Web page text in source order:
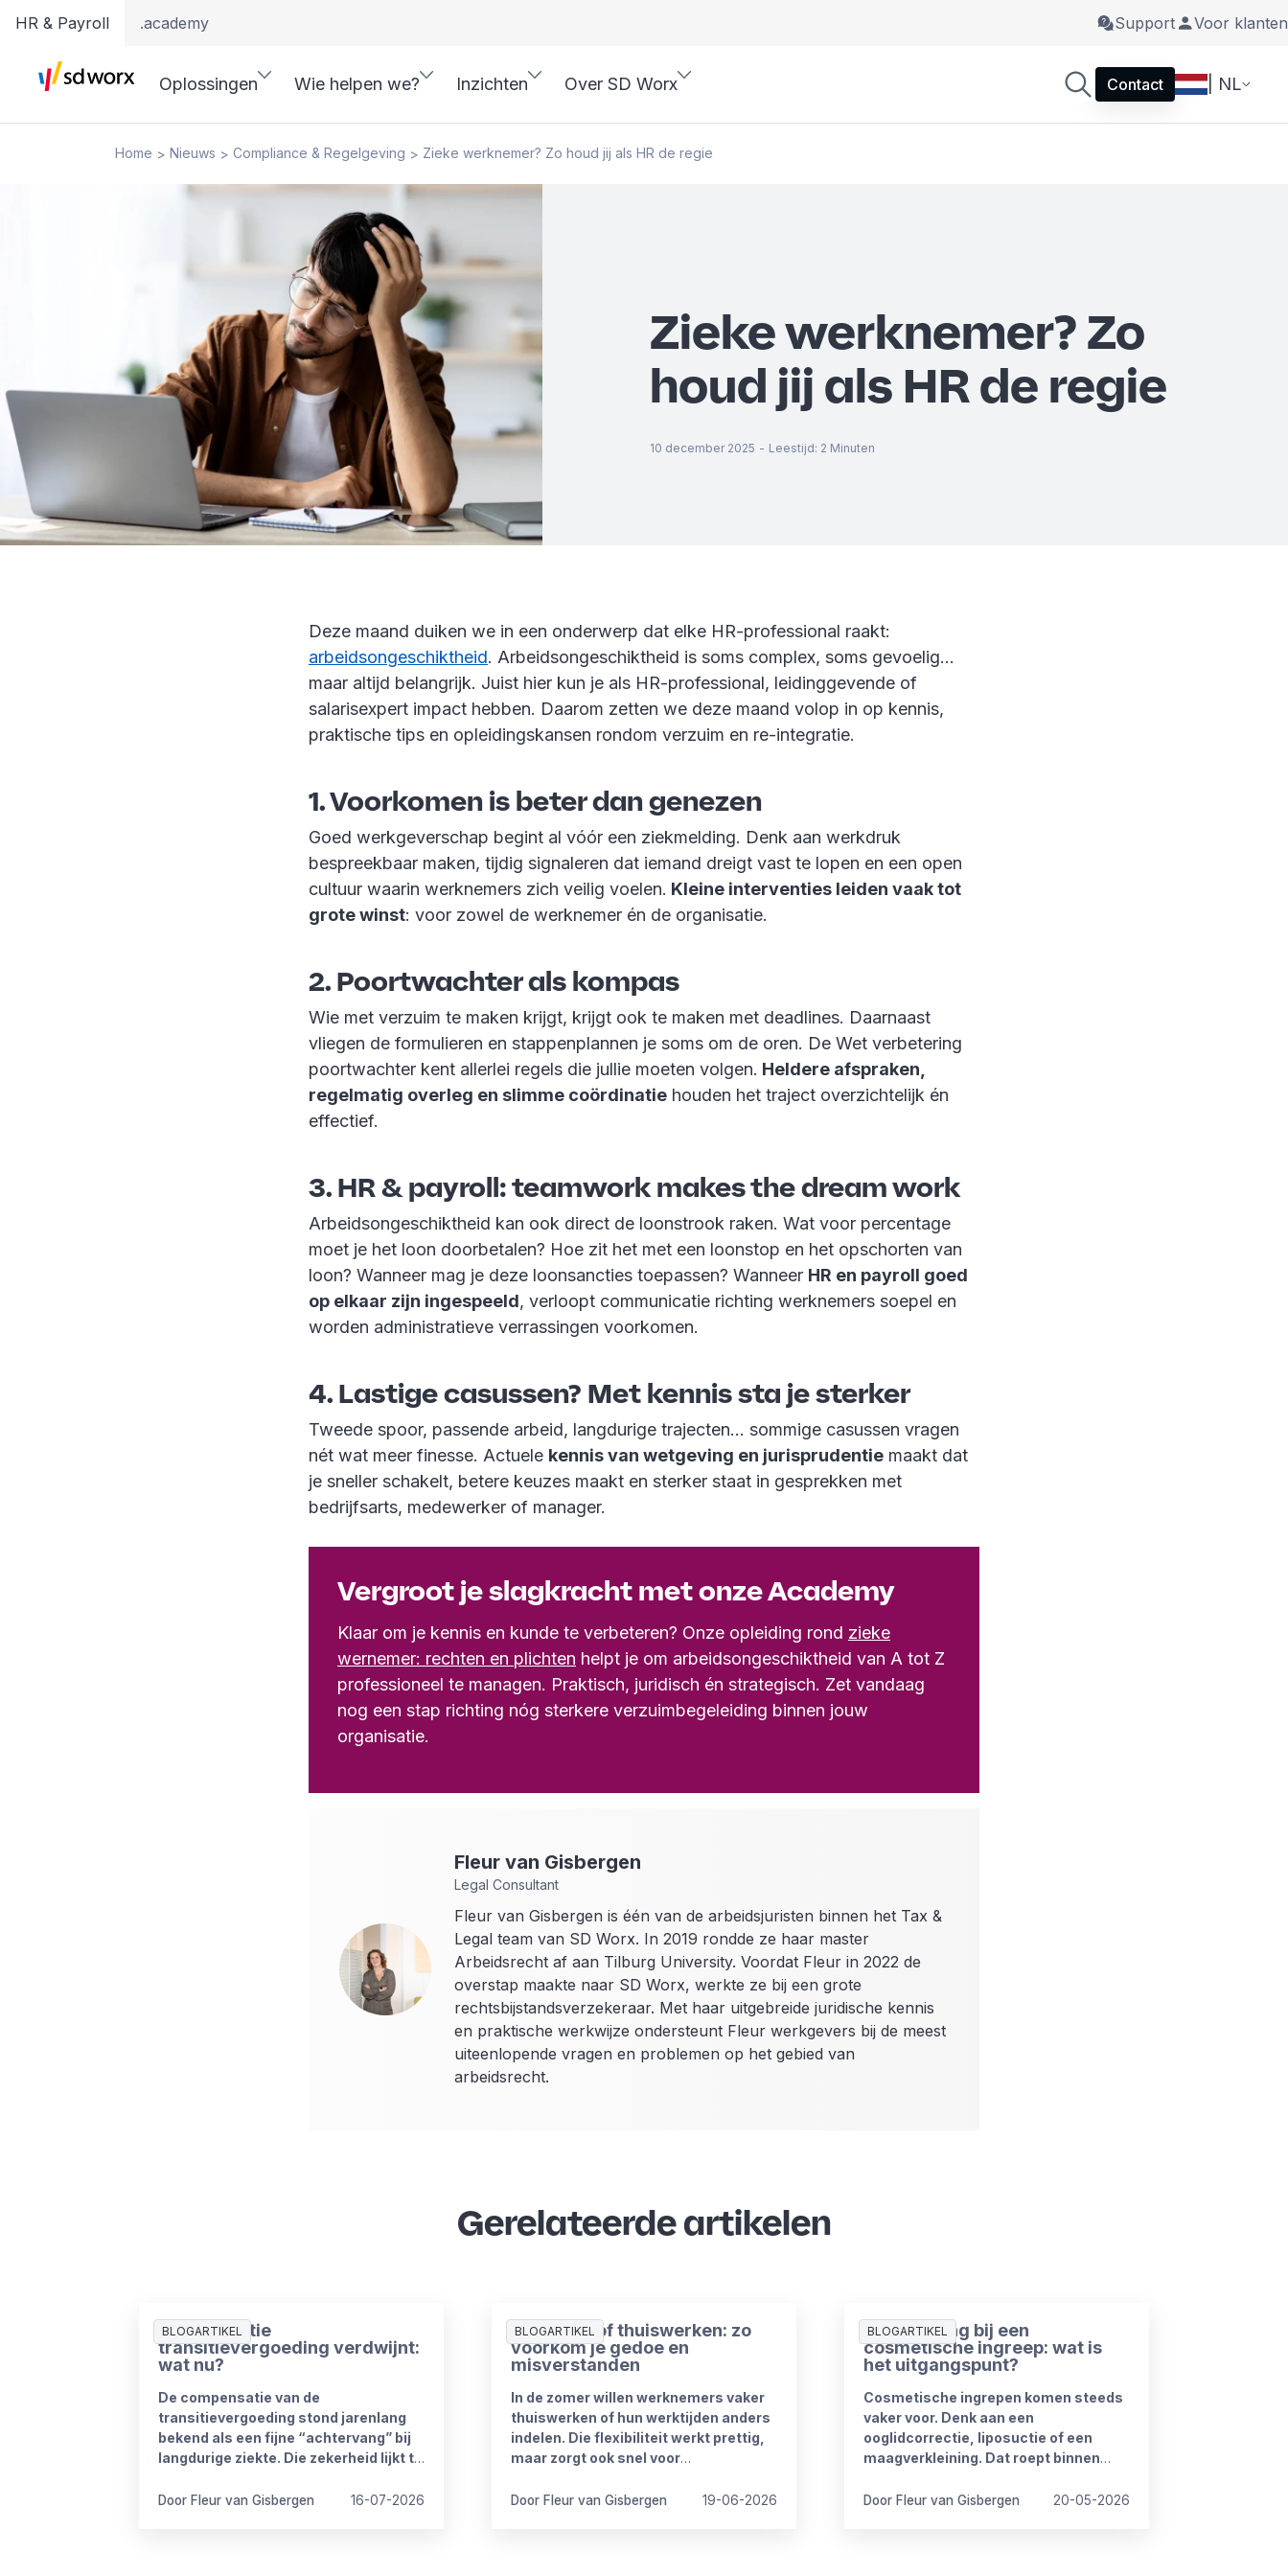
HR & Payroll .academy Support Voor klanten
Oplossingen Wie helpen we? Inzichten Over SD Worx Contact | NL
Home > Nieuws > Compliance & Regelgeving > Zieke werknemer? Zo houd jij als HR de regie
Zieke werknemer? Zo
houd jij als HR de regie
10 december 2025 - Leestijd: 2 Minuten
Deze maand duiken we in een onderwerp dat elke HR-professional raakt:
arbeidsongeschiktheid. Arbeidsongeschiktheid is soms complex, soms gevoelig…
maar altijd belangrijk. Juist hier kun je als HR-professional, leidinggevende of
salarisexpert impact hebben. Daarom zetten we deze maand volop in op kennis,
praktische tips en opleidingskansen rondom verzuim en re-integratie.
1. Voorkomen is beter dan genezen
Goed werkgeverschap begint al vóór een ziekmelding. Denk aan werkdruk
bespreekbaar maken, tijdig signaleren dat iemand dreigt vast te lopen en een open
cultuur waarin werknemers zich veilig voelen. Kleine interventies leiden vaak tot
grote winst: voor zowel de werknemer én de organisatie.
2. Poortwachter als kompas
Wie met verzuim te maken krijgt, krijgt ook te maken met deadlines. Daarnaast
vliegen de formulieren en stappenplannen je soms om de oren. De Wet verbetering
poortwachter kent allerlei regels die jullie moeten volgen. Heldere afspraken,
regelmatig overleg en slimme coördinatie houden het traject overzichtelijk én
effectief.
3. HR & payroll: teamwork makes the dream work
Arbeidsongeschiktheid kan ook direct de loonstrook raken. Wat voor percentage
moet je het loon doorbetalen? Hoe zit het met een loonstop en het opschorten van
loon? Wanneer mag je deze loonsancties toepassen? Wanneer HR en payroll goed
op elkaar zijn ingespeeld, verloopt communicatie richting werknemers soepel en
worden administratieve verrassingen voorkomen.
4. Lastige casussen? Met kennis sta je sterker
Tweede spoor, passende arbeid, langdurige trajecten… sommige casussen vragen
nét wat meer finesse. Actuele kennis van wetgeving en jurisprudentie maakt dat
je sneller schakelt, betere keuzes maakt en sterker staat in gesprekken met
bedrijfsarts, medewerker of manager.
Vergroot je slagkracht met onze Academy
Klaar om je kennis en kunde te verbeteren? Onze opleiding rond zieke
wernemer: rechten en plichten helpt je om arbeidsongeschiktheid van A tot Z
professioneel te managen. Praktisch, juridisch én strategisch. Zet vandaag
nog een stap richting nóg sterkere verzuimbegeleiding binnen jouw
organisatie.
Fleur van Gisbergen
Legal Consultant
Fleur van Gisbergen is één van de arbeidsjuristen binnen het Tax &
Legal team van SD Worx. In 2019 rondde ze haar master
Arbeidsrecht af aan Tilburg University. Voordat Fleur in 2022 de
overstap maakte naar SD Worx, werkte ze bij een grote
rechtsbijstandsverzekeraar. Met haar uitgebreide juridische kennis
en praktische werkwijze ondersteunt Fleur werkgevers bij de meest
uiteenlopende vragen en problemen op het gebied van
arbeidsrecht.
Gerelateerde artikelen
BLOGARTIKEL
Compensatie
transitievergoeding verdwijnt:
wat nu?
De compensatie van de
transitievergoeding stond jarenlang
bekend als een fijne “achtervang” bij
langdurige ziekte. Die zekerheid lijkt te
kabinet heeft plannen om de
Door Fleur van Gisbergen 16-07-2026
BLOGARTIKEL
Zomerproof thuiswerken: zo
voorkom je gedoe en
misverstanden
In de zomer willen werknemers vaker
thuiswerken of hun werktijden anders
indelen. Die flexibiliteit werkt prettig,
maar zorgt ook snel voor
wat niet? Wanneer is iemand
Door Fleur van Gisbergen 19-06-2026
BLOGARTIKEL
Ziekmelding bij een
cosmetische ingreep: wat is
het uitgangspunt?
Cosmetische ingrepen komen steeds
vaker voor. Denk aan een
ooglidcorrectie, liposuctie of een
maagverkleining. Dat roept binnen
Door Fleur van Gisbergen 20-05-2026